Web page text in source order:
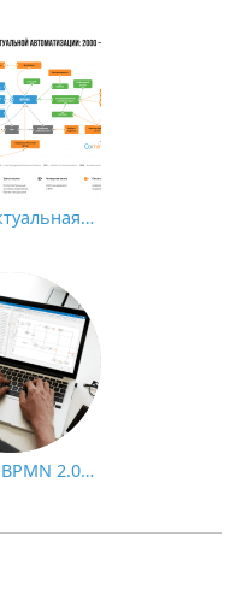
Интеллектуальная автоматизация: за чем следить?
Нотация BPMN 2.0: ключевые элементы и описание